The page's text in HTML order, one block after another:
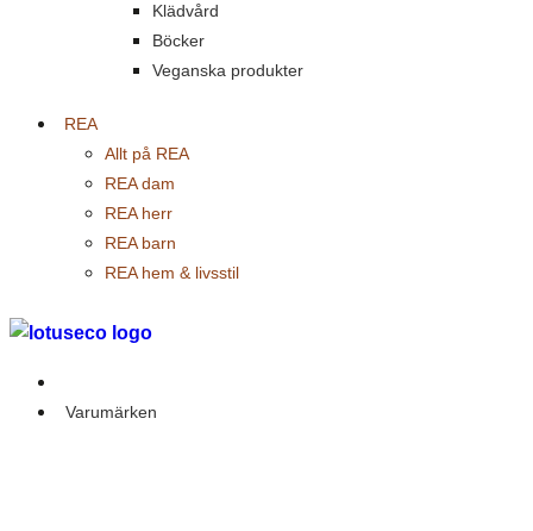
Klädvård
Böcker
Veganska produkter
REA
Allt på REA
REA dam
REA herr
REA barn
REA hem & livsstil
Varumärken